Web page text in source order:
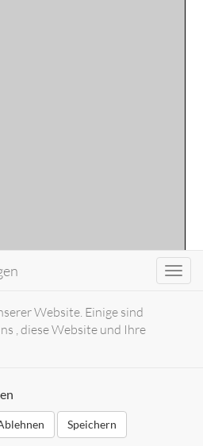
Website. Einige sind
, diese Website und Ihre
Speichern